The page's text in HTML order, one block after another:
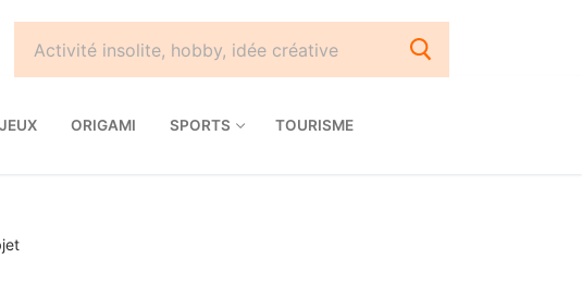
JEUX ORIGAMI SPORTS TOURISME